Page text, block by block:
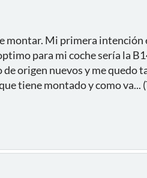
montar. Mi primera
para mi coche sería la
origen nuevos y me quedo
tiene montado y como va...